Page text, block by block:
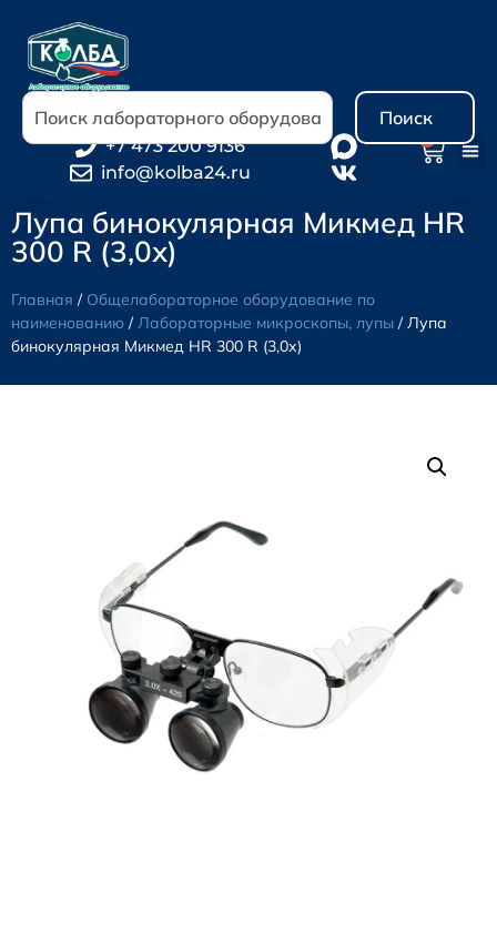
Поиск
+7 473 200 9136
info@kolba24.ru
Лупа бинокулярная Микмед HR
300 R (3,0х)
Главная / Общелабораторное оборудование по
наименованию /Лабораторные микроскопы, лупы / Лупа
бинокулярная Микмед HR 300 R (3,0х)